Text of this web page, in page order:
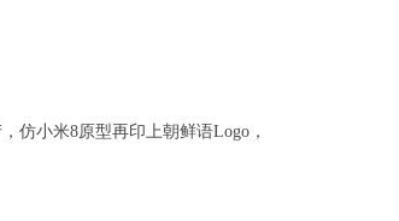
仿小米8原型再印上朝鲜语Logo，